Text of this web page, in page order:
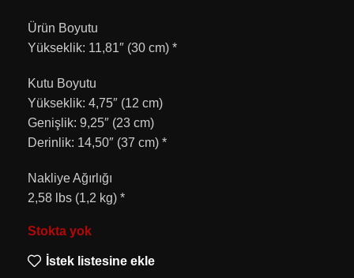
Ürün Boyutu
Yükseklik: 11,81″ (30 cm) *
Kutu Boyutu
Yükseklik: 4,75″ (12 cm)
Genişlik: 9,25″ (23 cm)
Derinlik: 14,50″ (37 cm) *
Nakliye Ağırlığı
2,58 lbs (1,2 kg) *
Stokta yok
İstek listesine ekle